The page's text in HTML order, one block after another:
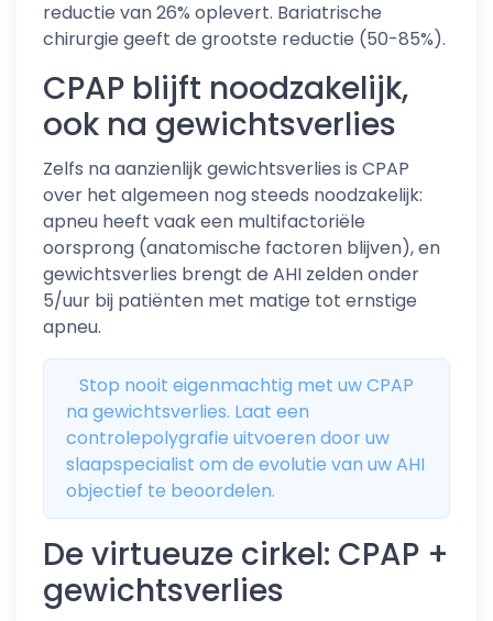
reductie van 26% oplevert. Bariatrische
chirurgie geeft de grootste reductie (50-85%).
CPAP blijft noodzakelijk,
ook na gewichtsverlies
Zelfs na aanzienlijk gewichtsverlies is CPAP
over het algemeen nog steeds noodzakelijk:
apneu heeft vaak een multifactoriële
oorsprong (anatomische factoren blijven), en
gewichtsverlies brengt de AHI zelden onder
5/uur bij patiënten met matige tot ernstige
apneu.
Stop nooit eigenmachtig met uw CPAP
na gewichtsverlies. Laat een
controlepolygrafie uitvoeren door uw
slaapspecialist om de evolutie van uw AHI
objectief te beoordelen.
De virtueuze cirkel: CPAP +
gewichtsverlies